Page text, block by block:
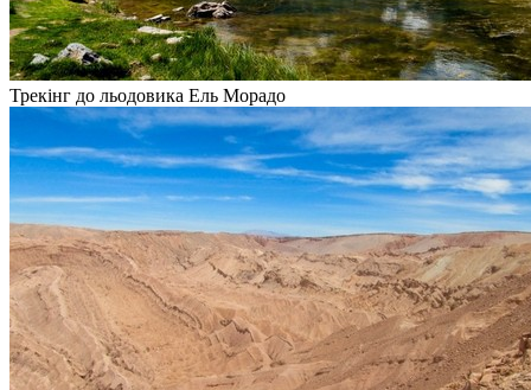
Трекінг до льодовика Ель Морадо